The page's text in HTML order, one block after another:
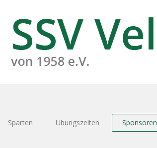
Sparten Übungszeiten Sponsoren